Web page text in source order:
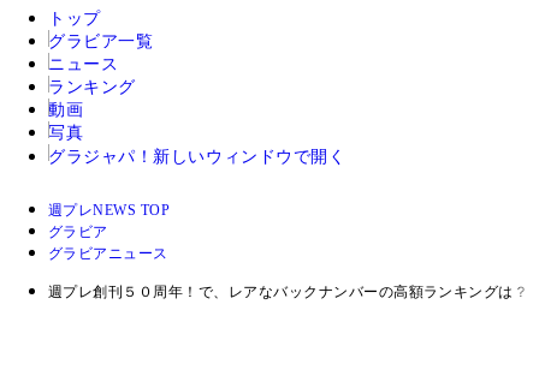
トップ
グラビア一覧
ニュース
ランキング
動画
写真
グラジャパ！ 新しいウィンドウで開く
週プレNEWS TOP
グラビア
グラビアニュース
週プレ創刊５０周年！で、レアなバックナンバーの高額ランキングは